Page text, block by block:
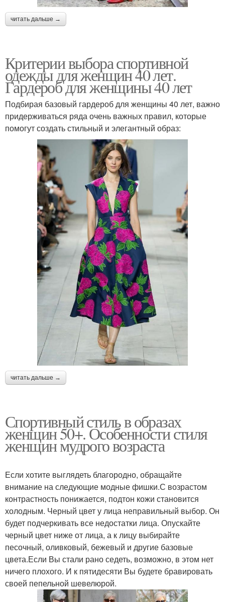
читать дальше →
Критерии выбора спортивной
одежды для женщин 40 лет.
Гардероб для женщины 40 лет
Подбирая базовый гардероб для женщины 40 лет, важно
придерживаться ряда очень важных правил, которые
помогут создать стильный и элегантный образ:
читать дальше →
Спортивный стиль в образах
женщин 50+. Особенности стиля
женщин мудрого возраста
Если хотите выглядеть благородно, обращайте
внимание на следующие модные фишки.С возрастом
контрастность понижается, подтон кожи становится
холодным. Черный цвет у лица неправильный выбор. Он
будет подчеркивать все недостатки лица. Опускайте
черный цвет ниже от лица, а к лицу выбирайте
песочный, оливковый, бежевый и другие базовые
цвета.Если Вы стали рано седеть, возможно, в этом нет
ничего плохого. И к пятидесяти Вы будете бравировать
своей пепельной шевелюрой.